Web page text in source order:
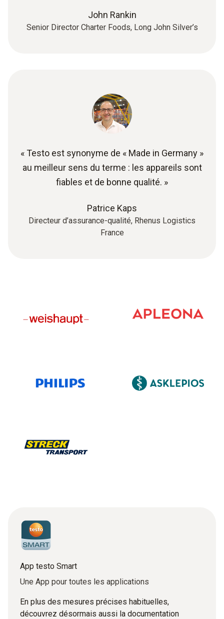
John Rankin
Senior Director Charter Foods, Long John Silver’s
« Testo est synonyme de « Made in Germany »
au meilleur sens du terme : les appareils sont
fiables et de bonne qualité. »
Patrice Kaps
Directeur d’assurance-qualité, Rhenus Logistics
France
App testo Smart
Une App pour toutes les applications
En plus des mesures précises habituelles,
découvrez désormais aussi la documentation